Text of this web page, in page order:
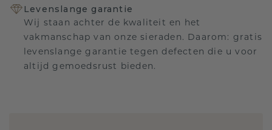
Levenslange garantie
Wij staan achter de kwaliteit en het
vakmanschap van onze sieraden. Daarom: gratis
levenslange garantie tegen defecten die u voor
altijd gemoedsrust bieden.